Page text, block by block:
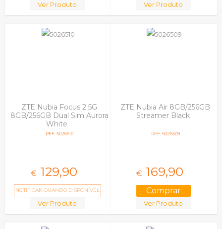
Ver Produto Ver Produto
ZTE Nubia Focus 2 5G
8GB/256GB Dual Sim Aurora
White
REF: 5026510
€ 129,90
NOTIFICAR QUANDO DISPONÍVEL
Ver Produto
ZTE Nubia Air 8GB/256GB
Streamer Black
REF: 5026509
€ 169,90
Ver Produto